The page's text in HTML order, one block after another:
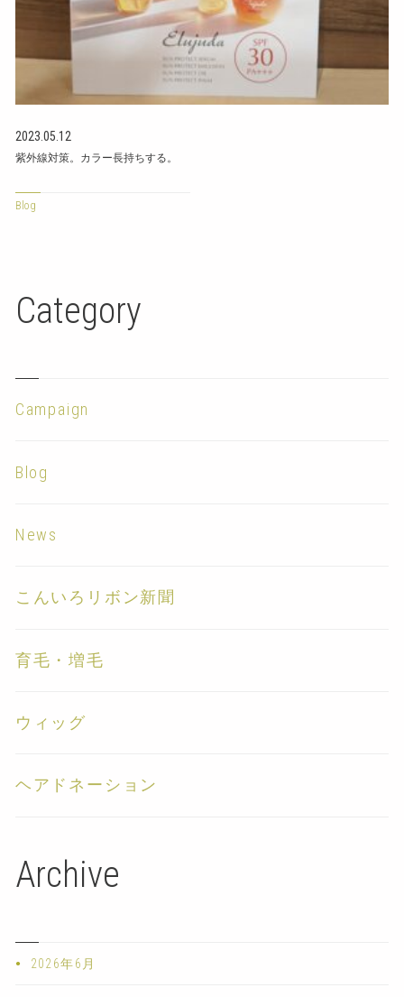
2023.05.12
紫外線対策。カラー長持ちする。
Blog
Category
Campaign
Blog
News
こんいろリボン新聞
育毛・増毛
ウィッグ
ヘアドネーション
Archive
2026年6月